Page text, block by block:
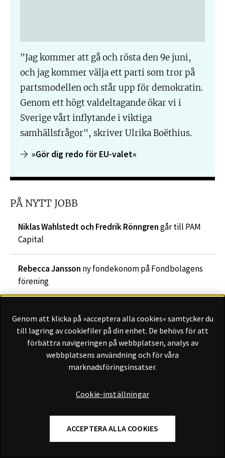
"Jag kommer att gå och rösta den 9e juni,
och jag kommer välja ett parti som tror på
partsmodellen och står upp för demokratin.
Genom ett högt valdeltagande ökar vi i
Sverige vårt inflytande i viktiga
samhällsfrågor", skriver Ulrika Boëthius.
»Gör dig redo för EU-valet«
PÅ NYTT JOBB
Niklas Wahlstedt och Fredrik Rönngrengår till PAM
Capital
Rebecca Jansson ny fondekonom på Fondbolagens
förening
TILL PÅ NYTT JOBB
Det här innebär flytten av
inkassoföretag till FI
Genom att klicka på »acceptera alla cookies« samtycker du
till lagring av cookiefiler på din enhet. De behövs för att
förbättra navigeringen på webbplatsen, analys av
webbplatsens användning och för våra
marknadsföringsinsatser.
Cookie-inställningar
ACCEPTERA ALLA COOKIES